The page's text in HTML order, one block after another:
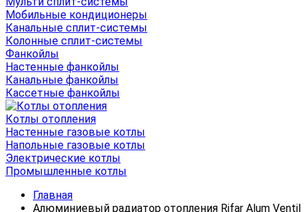
Мобильные кондиционеры
Канальные сплит-системы
Колонные сплит-системы
Фанкойлы
Настенные фанкойлы
Канальные фанкойлы
Кассетные фанкойлы
Котлы отопления
Настенные газовые котлы
Напольные газовые котлы
Электрические котлы
Промышленные котлы
Главная
Алюминиевый радиатор отопления Rifar Alum Ventil